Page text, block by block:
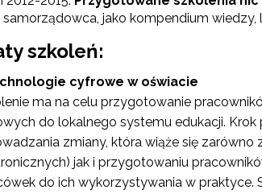
"Partnerstwo na rzecz kształcenia zawodowego"
"Przywództwo"
"Pilotażowe wdrożenie modelu SCWEW"
"Szkolenia i doradztwo dla kadr edukacji włączającej"
jako kompendium
szkoleń:
cyfrowe w oświacie
ma na celu przygotowanie
do lokalnego systemu edukacji.
zmiany, która wiąże się
jak i przygotowaniu
do ich wykorzystywania w praktyce.